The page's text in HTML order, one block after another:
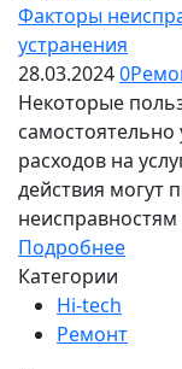
Факторы
устранения
28.03.20240
Некоторые
самостоятельно
расходов на
действия могут
неисправностям
Подробнее
Категории
Hi-tech
Ремонт